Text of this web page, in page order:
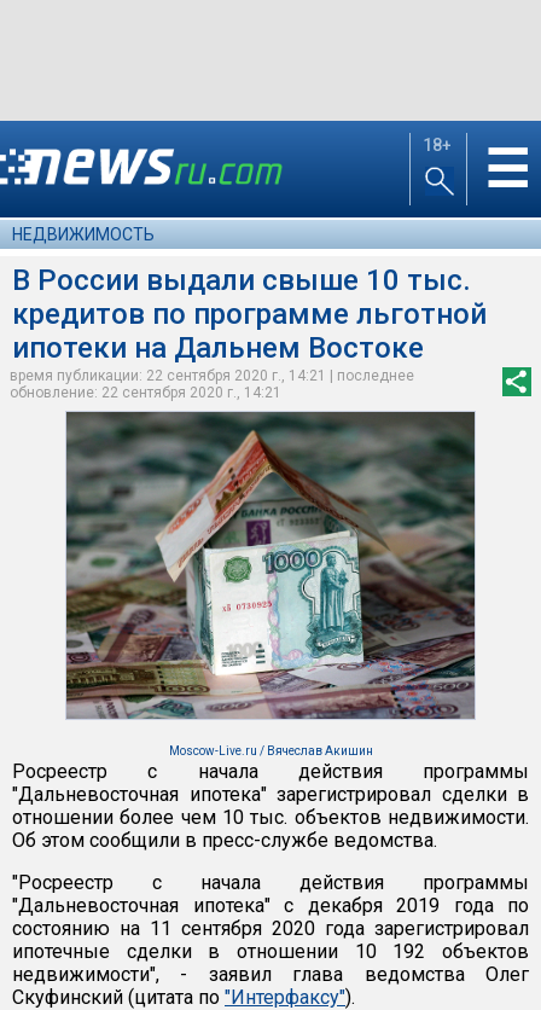
18+ ☰
НЕДВИЖИМОСТЬ
В России выдали свыше 10 тыс.
кредитов по программе льготной
ипотеки на Дальнем Востоке
время публикации: 22 сентября 2020 г., 14:21 | последнее
обновление: 22 сентября 2020 г., 14:21
Moscow-Live.ru / Вячеслав Акишин
Росреестр с начала действия программы
"Дальневосточная ипотека" зарегистрировал сделки в
отношении более чем 10 тыс. объектов недвижимости.
Об этом сообщили в пресс-службе ведомства.
"Росреестр с начала действия программы
"Дальневосточная ипотека" с декабря 2019 года по
состоянию на 11 сентября 2020 года зарегистрировал
ипотечные сделки в отношении 10 192 объектов
недвижимости", - заявил глава ведомства Олег
Скуфинский (цитата по "Интерфаксу").